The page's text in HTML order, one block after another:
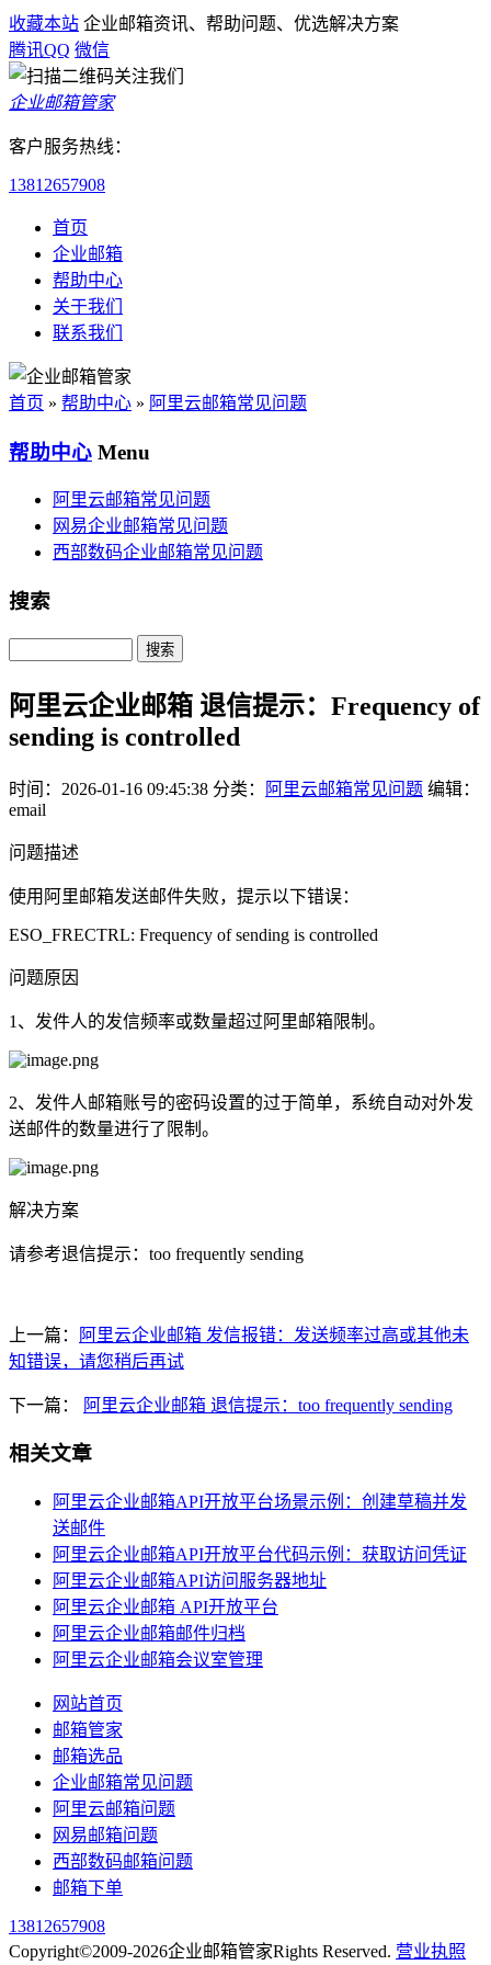
收藏本站 企业邮箱资讯、帮助问题、优选解决方案
腾讯QQ 微信
企业邮箱管家
客户服务热线：
13812657908
首页
企业邮箱
帮助中心
关于我们
联系我们
首页 » 帮助中心 » 阿里云邮箱常见问题
帮助中心 Menu
阿里云邮箱常见问题
网易企业邮箱常见问题
西部数码企业邮箱常见问题
搜索
Search
阿里云企业邮箱 退信提示：Frequency of
sending is controlled
时间：2026-01-16 09:45:38 分类： 阿里云邮箱常见问题 编辑：
email
问题描述
使用阿里邮箱发送邮件失败，提示以下错误：
ESO_FRECTRL: Frequency of sending is controlled
问题原因
1、发件人的发信频率或数量超过阿里邮箱限制。
2、发件人邮箱账号的密码设置的过于简单，系统自动对外发
送邮件的数量进行了限制。
解决方案
请参考退信提示：too frequently sending
上一篇：
阿里云企业邮箱 发信报错：发送频率过高或其他未
知错误，请您稍后再试
下一篇： 阿里云企业邮箱 退信提示：too frequently sending
相关文章
阿里云企业邮箱API开放平台场景示例：创建草稿并发
送邮件
阿里云企业邮箱API开放平台代码示例：获取访问凭证
阿里云企业邮箱API访问服务器地址
阿里云企业邮箱 API开放平台
阿里云企业邮箱邮件归档
阿里云企业邮箱会议室管理
网站首页
邮箱管家
邮箱选品
企业邮箱常见问题
阿里云邮箱问题
网易邮箱问题
西部数码邮箱问题
邮箱下单
13812657908
Copyright©2009-2026企业邮箱管家Rights Reserved. 营业执照